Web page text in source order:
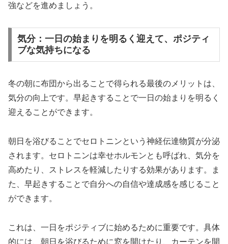
強などを進めましょう。
気分：一日の始まりを明るく迎えて、ポジティ
ブな気持ちになる
冬の朝に布団から出ることで得られる最後のメリットは、
気分の向上です。早起きすることで一日の始まりを明るく
迎えることができます。
朝日を浴びることでセロトニンという神経伝達物質が分泌
されます。セロトニンは幸せホルモンとも呼ばれ、気分を
高めたり、ストレスを軽減したりする効果があります。ま
た、早起きすることで自分への自信や達成感を感じること
ができます。
これは、一日をポジティブに始めるために重要です。具体
的には、朝日を浴びるために窓を開けたり、カーテンを開